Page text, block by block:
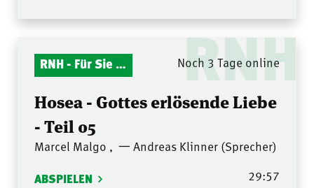
RNH
RNH - Für Sie gelesen Noch 3 Tage online
Hosea - Gottes erlösende Liebe
- Teil 05
Marcel Malgo , 一 Andreas Klinner (Sprecher)
ABSPIELEN 29:57